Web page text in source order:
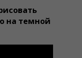
на темной